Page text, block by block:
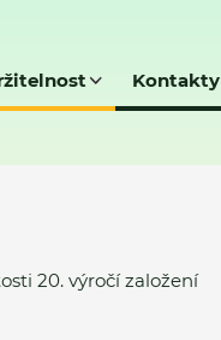
Kontakty
20. výročí založení